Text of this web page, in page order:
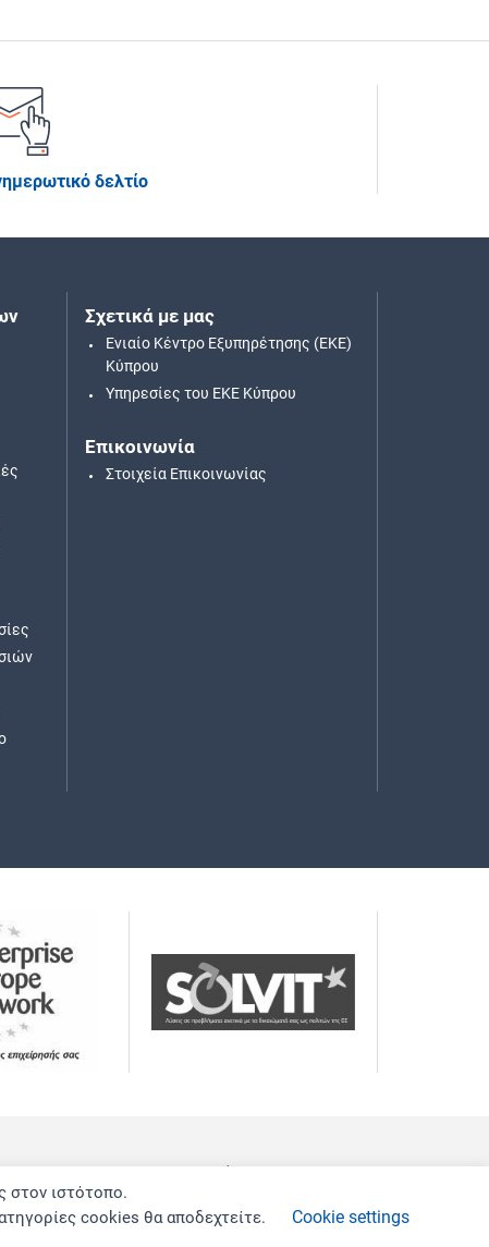
δελτίο
Σχετικά με μας
Ενιαίο Κέντρο Εξυπηρέτησης (ΕΚΕ)
Κύπρου
Υπηρεσίες του ΕΚΕ Κύπρου
Επικοινωνία
Στοιχεία Επικοινωνίας
Development by Techlink
στον ιστότοπο.
cookies θα αποδεχτείτε.
Cookie settings